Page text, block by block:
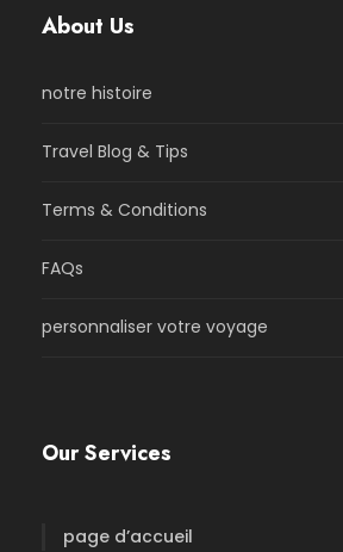
About Us
notre histoire
Travel Blog & Tips
Terms & Conditions
FAQs
personnaliser votre voyage
Our Services
page d’accueil